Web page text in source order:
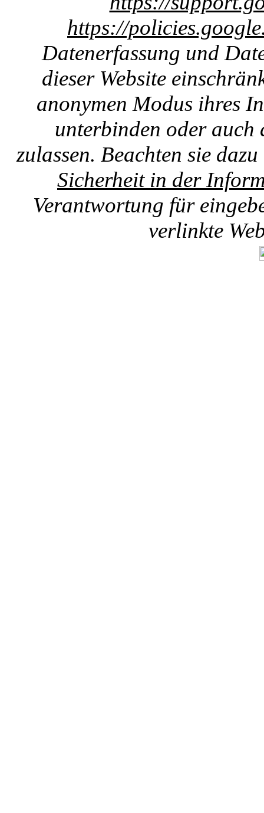
https://
Datenerfassung und
dieser Website
anonymen Modus ihres
unterbinden oder auch
zulassen. Beachten sie
Sicherheit in der
Verantwortung für
verlinkte